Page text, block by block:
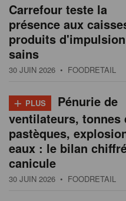
Carrefour teste la
présence aux
produits d'impulsion
sains
30 JUIN 2026 • FOODRETAIL
+ PLUS
Pénurie de
ventilateurs, tonnes
pastèques,
eaux : le bilan
canicule
30 JUIN 2026 • FOODRETAIL